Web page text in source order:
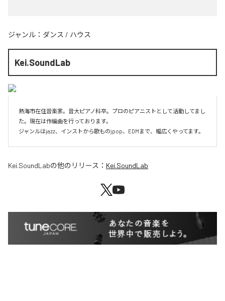
ジャンル： ダンス / ハウス
Kei.SoundLab
熱海市在住音楽家。音大ピアノ科卒。プロのピアニストとして活動してまし
た。現在は作編曲を行っております。
ジャンルはjazz、インストから歌ものjpop、EDMまで、幅広くやってます。
Kei.SoundLabの他のリリース： Kei.SoundLab